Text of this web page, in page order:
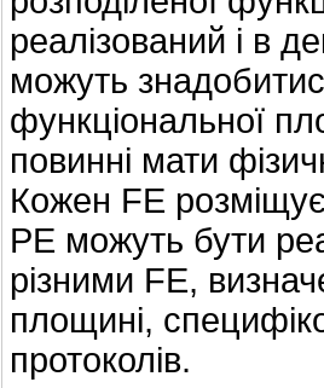
реалізований і в
можуть
функціональної
повинні мати
Кожен FE
РЕ можуть бути
різними FE,
площині,
протоколів.